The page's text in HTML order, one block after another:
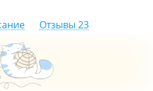
Отзывы 23